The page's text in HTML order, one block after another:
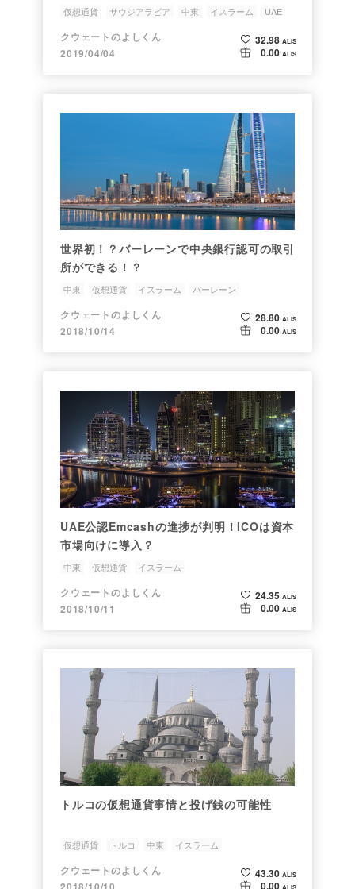
仮想通貨 サウジアラビア 中東 イスラーム UAE
クウェートのよしくん
2019/04/04
32.98 ALIS
0.00 ALIS
世界初！？バーレーンで中央銀行認可の取引
所ができる！？
中東 仮想通貨 イスラーム バーレーン
クウェートのよしくん
2018/10/14
28.80 ALIS
0.00 ALIS
UAE公認Emcashの進捗が判明！ICOは資本
市場向けに導入？
中東 仮想通貨 イスラーム
クウェートのよしくん
2018/10/11
24.35 ALIS
0.00 ALIS
トルコの仮想通貨事情と投げ銭の可能性
仮想通貨 トルコ 中東 イスラーム
クウェートのよしくん
43.30 ALIS
0.00 ALIS